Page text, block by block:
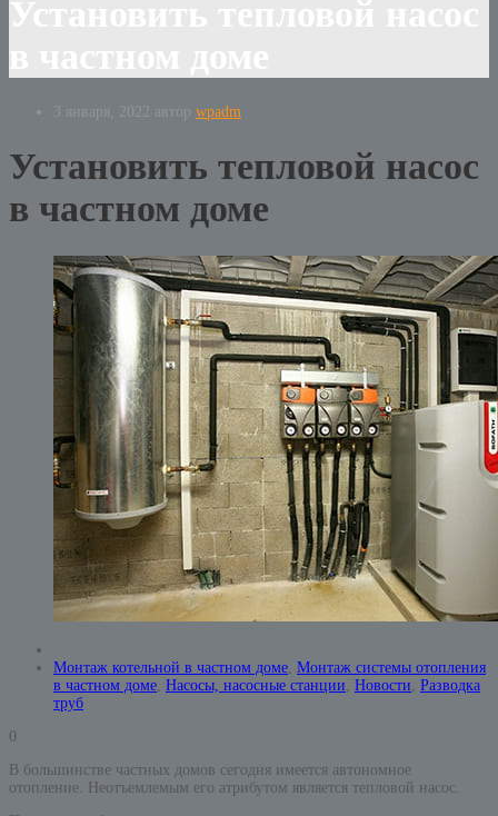
3 января, 2022 автор wpadm
Установить тепловой насос
в частном доме
Монтаж котельной в частном доме, Монтаж системы отопления
в частном доме, Насосы, насосные станции, Новости, Разводка
труб
0
В большинстве частных домов сегодня имеется автономное
отопление. Неотъемлемым его атрибутом является тепловой насос.